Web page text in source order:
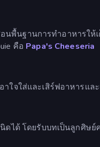
นฐานการทำอาหารให้เ
คือ Papa's Cheeseria
จใส่และเสิร์ฟอาหารแล
ได้ โดยรับบทเป็นลูกศิษ